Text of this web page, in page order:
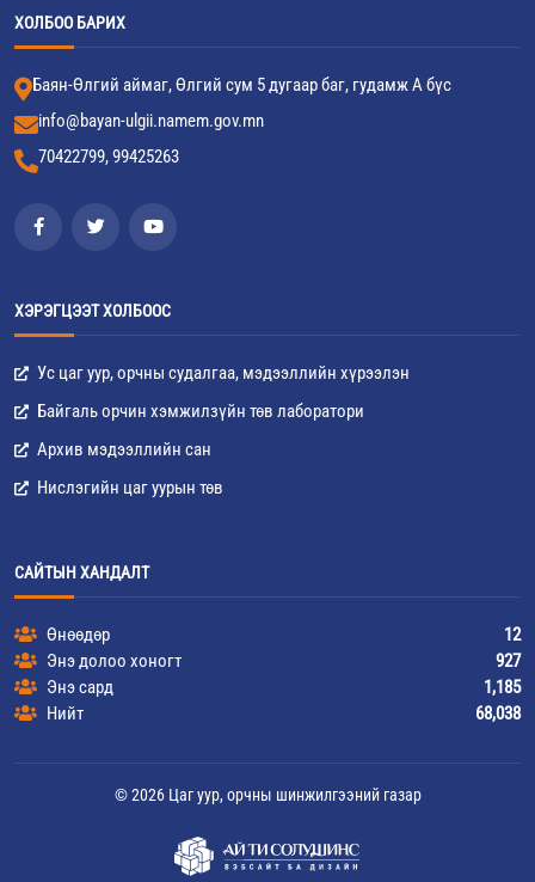
ХОЛБОО БАРИХ
Баян-Өлгий аймаг, Өлгий сум 5 дугаар баг, гудамж А бүс
info@bayan-ulgii.namem.gov.mn
70422799, 99425263
ХЭРЭГЦЭЭТ ХОЛБООС
Ус цаг уур, орчны судалгаа, мэдээллийн хүрээлэн
Байгаль орчин хэмжилзүйн төв лаборатори
Архив мэдээллийн сан
Нислэгийн цаг уурын төв
САЙТЫН ХАНДАЛТ
Өнөөдөр
12
Энэ долоо хоногт
927
Энэ сард
1,185
Нийт
68,038
© 2026 Цаг уур, орчны шинжилгээний газар